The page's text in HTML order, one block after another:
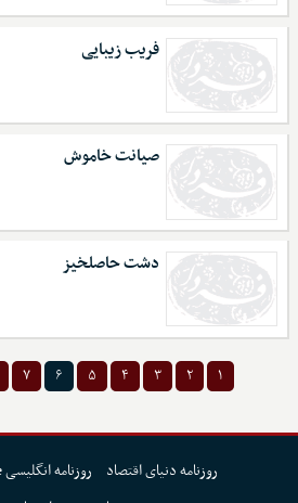
فریب زیبایی
صیانت خاموش
دشت حاصلخیز
۱ ۲ ۳ ۴ ۵ ۶ ۷
روزنامه دنیای اقتصاد
روزنامه انگلیسی Financial Tribune